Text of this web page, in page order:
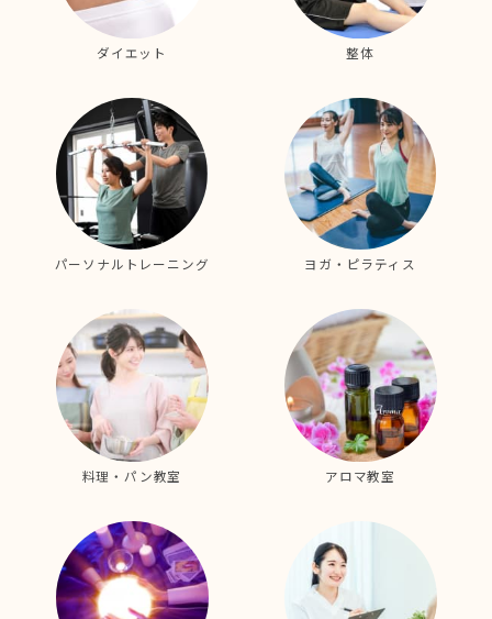
ダイエット 整体
パーソナルトレーニング ヨガ・ピラティス
料理・パン教室 アロマ教室